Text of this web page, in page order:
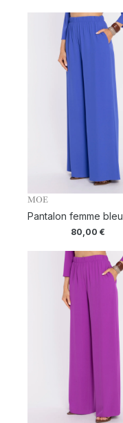
MOE
Pantalon femme bleu
80,00 €